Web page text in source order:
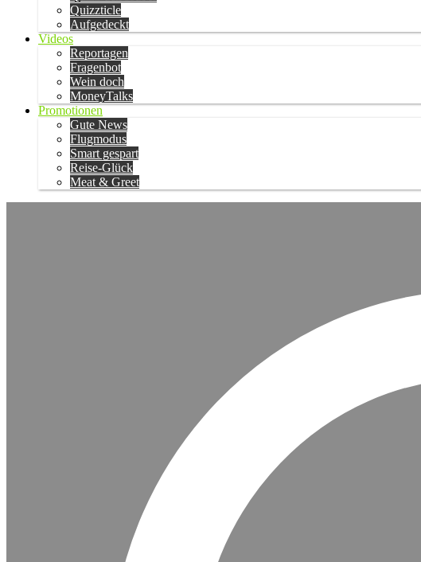
Quizzticle
Aufgedeckt
Videos
Reportagen
Fragenbot
Wein doch
MoneyTalks
Promotionen
Gute News
Flugmodus
Smart gespart
Reise-Glück
Meat & Greet